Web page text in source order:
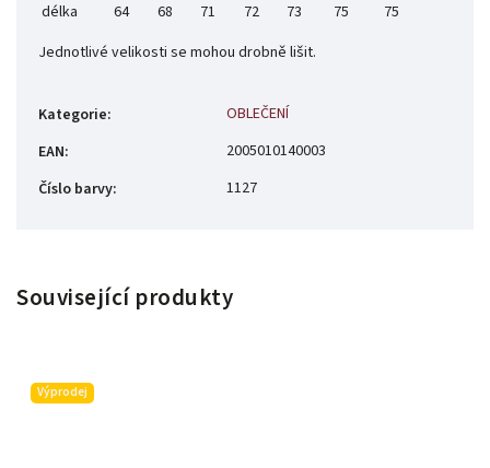
délka
64 68 71 72 73 75
75
Jednotlivé velikosti se mohou drobně lišit.
Kategorie:
OBLEČENÍ
EAN:
2005010140003
Číslo barvy: 1127
Související produkty
Výprodej